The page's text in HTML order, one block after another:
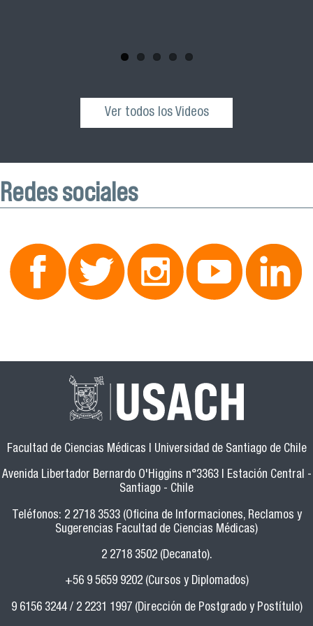
Ver todos los Videos
Redes sociales
Facultad de Ciencias Médicas | Universidad de Santiago de Chile
Avenida Libertador Bernardo O'Higgins n°3363 | Estación Central -
Santiago - Chile
Teléfonos: 2 2718 3533 (Oficina de Informaciones, Reclamos y
Sugerencias Facultad de Ciencias Médicas)
2 2718 3502 (Decanato).
+56 9 5659 9202 (Cursos y Diplomados)
9 6156 3244 / 2 2231 1997 (Dirección de Postgrado y Postítulo)